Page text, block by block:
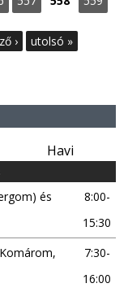
› utolsó »
Havi
és
8:00-
15:30
7:30-
16:00